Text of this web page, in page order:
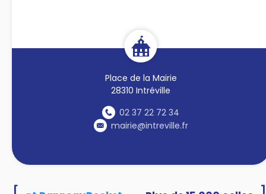
Place de la Mairie
28310 Intréville
02 37 22 72 34
mairie@intreville.fr